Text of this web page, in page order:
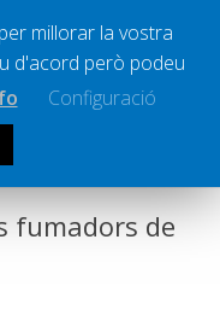
fumadors de
millorar la vostra
d'acord però podeu
Configuració